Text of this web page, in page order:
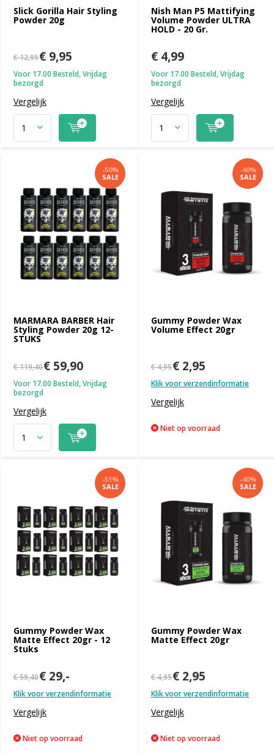
Slick Gorilla Hair Styling
Powder 20g
€ 12,95€ 9,95
Voor 17.00 Besteld, Vrijdag
bezorgd
Vergelijk
Nish Man P5 Mattifying
Volume Powder ULTRA
HOLD - 20 Gr.
€ 4,99
Voor 17.00 Besteld, Vrijdag
bezorgd
Vergelijk
MARMARA BARBER Hair
Styling Powder 20g 12-
STUKS
-50%
SALE
€ 119,40€ 59,90
Voor 17.00 Besteld, Vrijdag
bezorgd
Vergelijk
Gummy Powder Wax
Volume Effect 20gr
-40%
SALE
€ 4,95€ 2,95
Klik voor verzendinformatie
Vergelijk
Niet op voorraad
Gummy Powder Wax
Matte Effect 20gr - 12
Stuks
-51%
SALE
€ 59,40€ 29,-
Klik voor verzendinformatie
Vergelijk
Niet op voorraad
Gummy Powder Wax
Matte Effect 20gr
-40%
SALE
€ 4,95€ 2,95
Klik voor verzendinformatie
Vergelijk
Niet op voorraad